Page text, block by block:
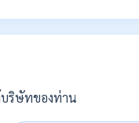
บริษัทของท่าน